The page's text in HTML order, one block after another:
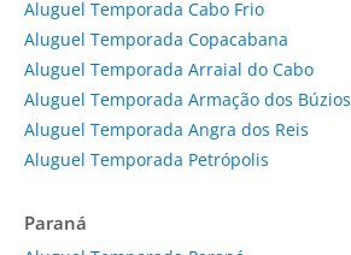
Aluguel Temporada Cabo Frio
Aluguel Temporada Copacabana
Aluguel Temporada Arraial do Cabo
Aluguel Temporada Armação dos Búzios
Aluguel Temporada Angra dos Reis
Aluguel Temporada Petrópolis
Paraná